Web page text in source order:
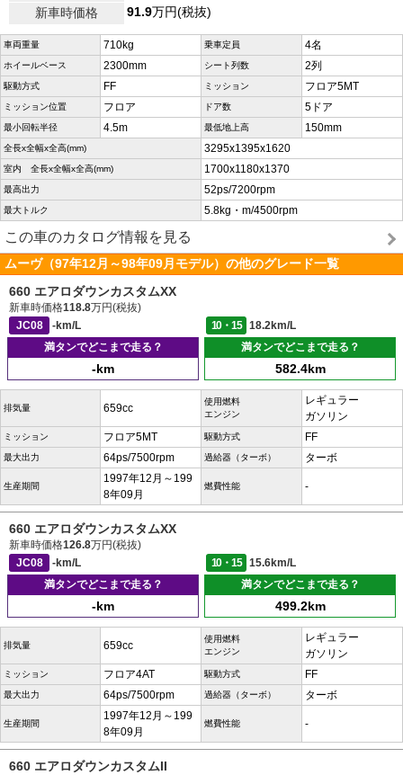
新車時価格
91.9万円(税抜)
車両重量 710kg 乗車定員 4名
ホイールベース 2300mm シート列数 2列
駆動方式 FF ミッション フロア5MT
ミッション位置 フロア ドア数 5ドア
最小回転半径 4.5m 最低地上高 150mm
全長x全幅x全高(mm) 3295x1395x1620
室内 全長x全幅x全高(mm) 1700x1180x1370
最高出力 52ps/7200rpm
最大トルク 5.8kg・m/4500rpm
この車のカタログ情報を見る
ムーヴ（97年12月～98年09月モデル）の他のグレード一覧
660 エアロダウンカスタムXX
新車時価格118.8万円(税抜)
JC08
-km/L 10・15
18.2km/L
満タンでどこまで走る？
-km
満タンでどこまで走る？
582.4km
排気量 659cc
使用燃料
エンジン
レギュラー
ガソリン
ミッション フロア5MT 駆動方式 FF
最大出力 64ps/7500rpm 過給器（ターボ） ターボ
生産期間
1997年12月～199
8年09月
燃費性能 -
660 エアロダウンカスタムXX
新車時価格126.8万円(税抜)
JC08
-km/L 10・15
15.6km/L
満タンでどこまで走る？
-km
満タンでどこまで走る？
499.2km
排気量 659cc
使用燃料
エンジン
レギュラー
ガソリン
ミッション フロア4AT 駆動方式 FF
最大出力 64ps/7500rpm 過給器（ターボ） ターボ
生産期間
1997年12月～199
8年09月
燃費性能 -
660 エアロダウンカスタムII